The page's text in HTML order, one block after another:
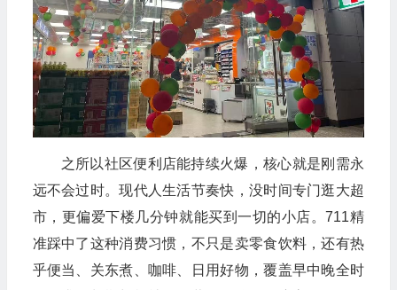
之所以社区便利店能持续火爆，核心就是刚需永
远不会过时。现代人生活节奏快，没时间专门逛大超
市，更偏爱下楼几分钟就能买到一切的小店。711精
准踩中了这种消费习惯，不只是卖零食饮料，还有热
乎便当、关东煮、咖啡、日用好物，覆盖早中晚全时